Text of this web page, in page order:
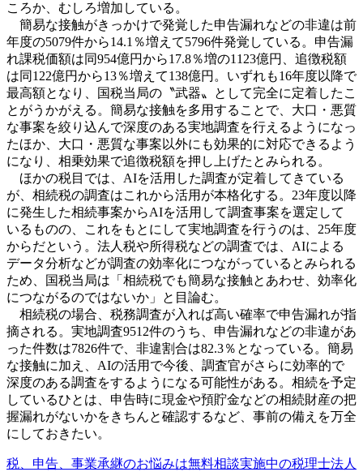
ころか、むしろ増加している。
簡易な接触がきっかけで発覚した申告漏れなどの非違は前
年度の5079件から14.1 ％増えて5796件発覚している。申告漏
れ課税価額は同954億円から17.8％増の1123億円、追徴税額
は同 122億円から13％増えて138億円。いずれも16年度以降で
最高額となり、国税当局の〝武器〟として完全に定着した こ
とがうかがえる。簡易な接触を多用することで、大口・悪質
な事案を絞り込んで深度のある実地調査を行えるようになっ
たほか、大口・悪質な事案以外にも効果的に対応できるよう
になり、相乗効果で追徴税額を押し上げたとみられる。
ほかの税目では、 AIを活用した調査が定着してきている
が、相続税の調査はこれから活用が本格化する。 23年度以降
に発生した相続事案からAIを活用して調査事案を選定して
いるものの、これをもとにして実地調査を行うのは、 25年度
からだという。法人税や所得税などの調査では、 AIによる
データ分析などが調査の効率化につながっているとみられる
ため、国税当局は「相続税でも簡易な接触とあわせ、効率化
につながるのではないか」と目論む。
相続税の場合、税務調査が入れば高い確率で申告漏れが指
摘される。実地調査9512件のうち、申告漏れなどの非違があ
った件数は7826件で、非違割合は82.3％となっている。簡易
な接触に加え、 AIの活用で今後、調査官がさらに効率的で
深度のある調査をするようになる可能性がある。相続を予定
しているひとは、申告時に現金や預貯金などの相続財産の把
握漏れがないかをきちんと確認するなど、事前の備えを万全
にしておきたい。
税、申告、事業承継のお悩みは無料相談実施中の税理士法人